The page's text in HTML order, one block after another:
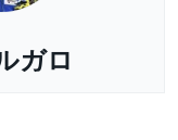
ガロ